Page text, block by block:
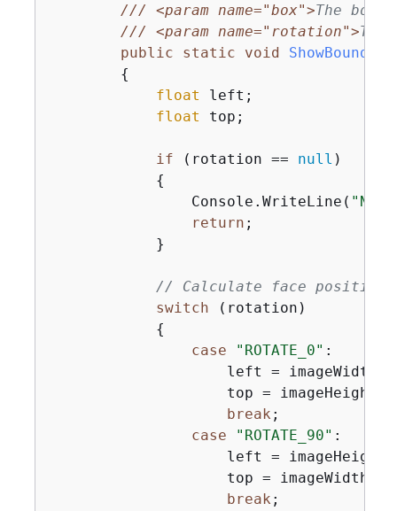
///
<param name="box">The
///
<param name="rotation">
public
static void
{
float left;
float top;
if (rotation == null )
{
                Console.WriteLine(
"No
return ;
            }
// Calculate face position
switch (rotation)
{
case
"ROTATE_0" :
left = imageWidth
top = imageHeight
break ;
case
"ROTATE_90" :
left = imageHeight
top = imageWidth *
break ;